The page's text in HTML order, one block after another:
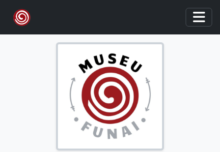
Skip to main content